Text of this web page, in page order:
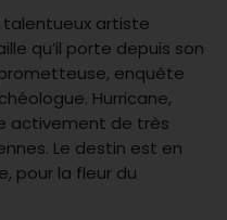
talentueux artiste
qu’il porte depuis son
enquête
Hurricane,
activement de très
Le destin est en
pour la fleur du